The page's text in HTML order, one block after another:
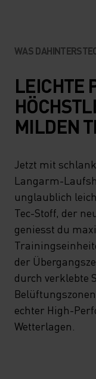
WAS
LEICHTE
MILDEN
Jetzt mit
Langarm-
unglaublich
Tec-Stoff, der
geniesst du
der
durch verklebte
echter High-
Wetterlagen.